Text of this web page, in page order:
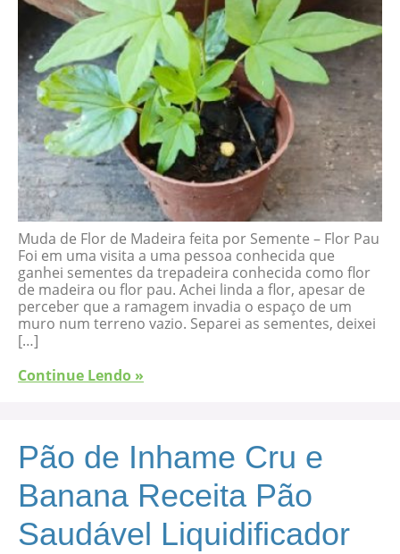
Muda de Flor de Madeira feita por Semente – Flor Pau
Foi em uma visita a uma pessoa conhecida que
ganhei sementes da trepadeira conhecida como flor
de madeira ou flor pau. Achei linda a flor, apesar de
perceber que a ramagem invadia o espaço de um
muro num terreno vazio. Separei as sementes, deixei
[…]
Continue Lendo »
Pão de Inhame Cru e
Banana Receita Pão
Saudável Liquidificador